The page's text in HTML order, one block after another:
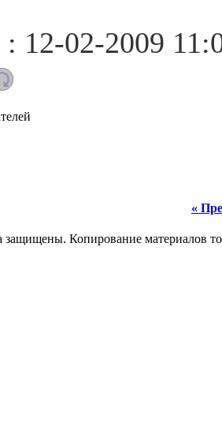
12-02-2009
«
защищены. Копирование материалов